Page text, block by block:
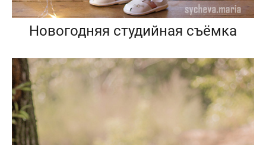
Новогодняя студийная съёмка